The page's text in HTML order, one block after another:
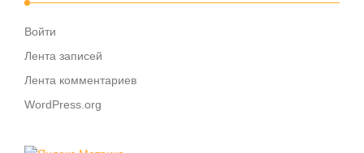
Войти
Лента записей
Лента комментариев
WordPress.org